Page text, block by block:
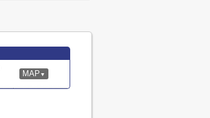
MAP ▼